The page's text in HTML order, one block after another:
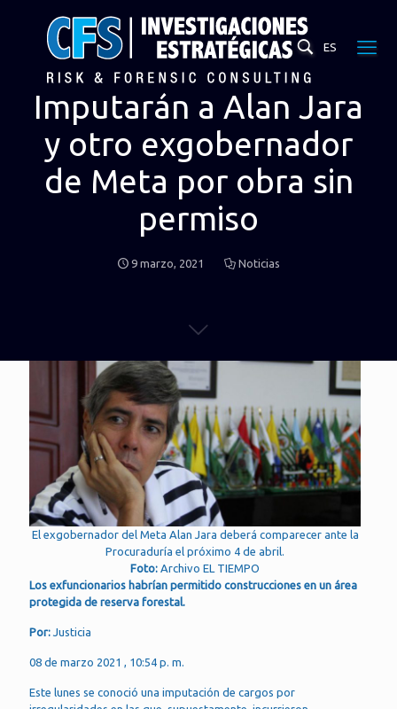
ES
Imputarán a Alan Jara
y otro exgobernador
de Meta por obra sin
permiso
9 marzo, 2021 Noticias
El exgobernador del Meta Alan Jara deberá comparecer ante la
Procuraduría el próximo 4 de abril.
Foto: Archivo EL TIEMPO
Los exfuncionarios habrían permitido construcciones en un área
protegida de reserva forestal.
Por: Justicia
08 de marzo 2021 , 10:54 p. m.
Este lunes se conoció una imputación de cargos por